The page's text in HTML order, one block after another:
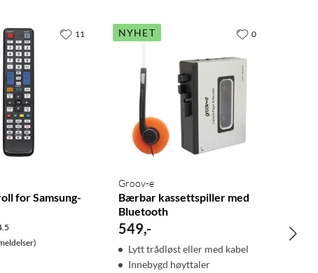
for Samsung-
11 NYHET
Groov-e
Bærbar kassettspiller med
Bluetooth
549,-
Lytt trådløst eller med kabel
Innebygd høyttaler
0